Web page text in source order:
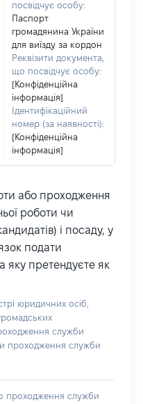
посвідчує особу:
Паспорт
громадянина України
для виїзду за кордон
Реквізити документа,
що посвідчує особу:
[Конфіденційна
інформація]
Ідентифікаційний
номер (за наявності):
[Конфіденційна
інформація]
або проходження
роботи чи
і посаду, у
подати
яку претендуєте як
юридичних осіб,
служби
проходження служби
проходження служби